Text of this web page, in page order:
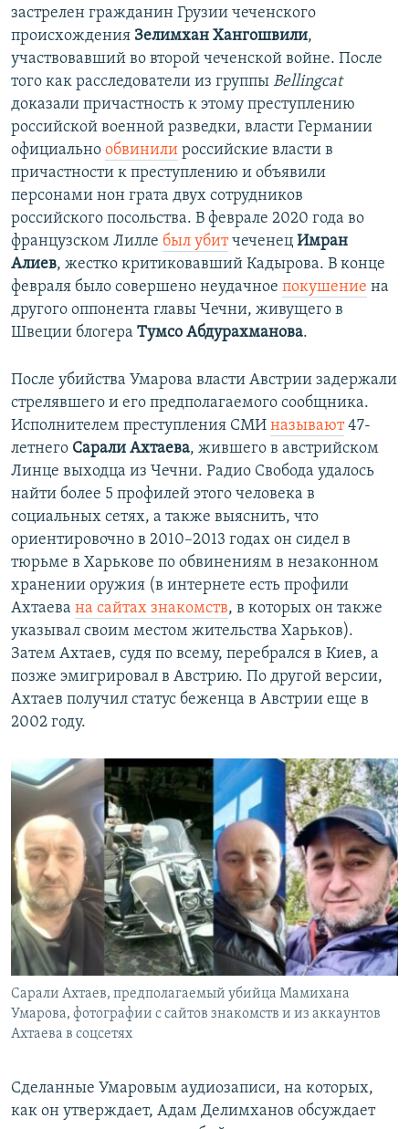
застрелен гражданин Грузии чеченского
происхождения Зелимхан Хангошвили,
участвовавший во второй чеченской войне. После
того как расследователи из группы Bellingcat
доказали причастность к этому преступлению
российской военной разведки, власти Германии
официально обвинили российские власти в
причастности к преступлению и объявили
персонами нон грата двух сотрудников
российского посольства. В феврале 2020 года во
французском Лилле был убитчеченец Имран
Алиев, жестко критиковавший Кадырова. В конце
февраля было совершено неудачное покушение на
другого оппонента главы Чечни, живущего в
Швеции блогера Тумсо Абдурахманова.
После убийства Умарова власти Австрии задержали
стрелявшего и его предполагаемого сообщника.
Исполнителем преступления СМИ называют47-
летнего Сарали Ахтаева, жившего в австрийском
Линце выходца из Чечни. Радио Свобода удалось
найти более 5 профилей этого человека в
социальных сетях, а также выяснить, что
ориентировочно в 2010–2013 годах он сидел в
тюрьме в Харькове по обвинениям в незаконном
хранении оружия (в интернете есть профили
Ахтаева на сайтах знакомств, в которых он также
указывал своим местом жительства Харьков).
Затем Ахтаев, судя по всему, перебрался в Киев, а
позже эмигрировал в Австрию. По другой версии,
Ахтаев получил статус беженца в Австрии еще в
2002 году.
Сарали Ахтаев, предполагаемый убийца Мамихана
Умарова, фотографии с сайтов знакомств и из аккаунтов
Ахтаева в соцсетях
Сделанные Умаровым аудиозаписи, на которых,
как он утверждает, Адам Делимханов обсуждает